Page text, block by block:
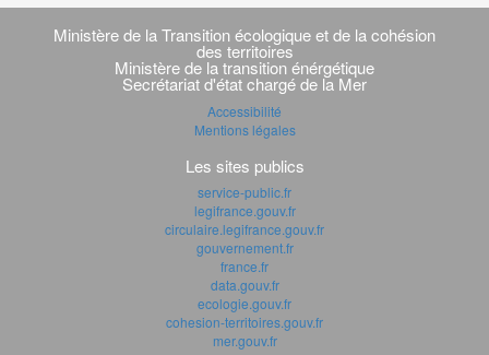
Navigation
transverse
Ministère de la Transition écologique et de la cohésion
des territoires
Ministère de la transition énérgétique
Secrétariat d'état chargé de la Mer
Accessibilité
Mentions légales
Les sites publics
service-public.fr
legifrance.gouv.fr
circulaire.legifrance.gouv.fr
gouvernement.fr
france.fr
data.gouv.fr
ecologie.gouv.fr
cohesion-territoires.gouv.fr
mer.gouv.fr